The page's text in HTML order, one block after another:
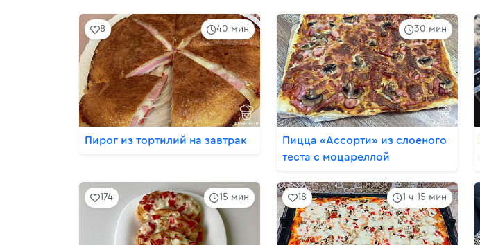
40 мин
8
Пирог из тортилий на завтрак
30 мин
Пицца «Ассорти» из слоеного
теста с моцареллой
15 мин
174 1 ч 15 мин
18